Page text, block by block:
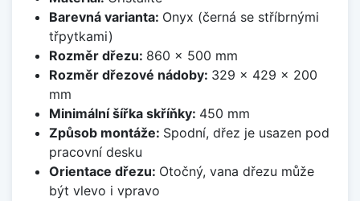
Barevná varianta: Onyx (černá se stříbrnými
třpytkami)
Rozměr dřezu: 860 x 500 mm
Rozměr dřezové nádoby: 329 x 429 x 200
mm
Minimální šířka skříňky: 450 mm
Způsob montáže: Spodní, dřez je usazen pod
pracovní desku
Orientace dřezu: Otočný, vana dřezu může
být vlevo i vpravo